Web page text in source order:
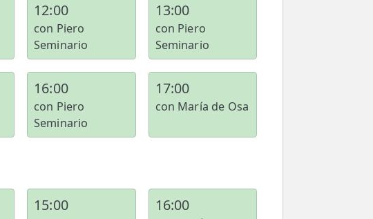
12:00
con Piero
Seminario
13:00
con Piero
Seminario
16:00
con Piero
Seminario
17:00
con María de Osa
15:00 16:00